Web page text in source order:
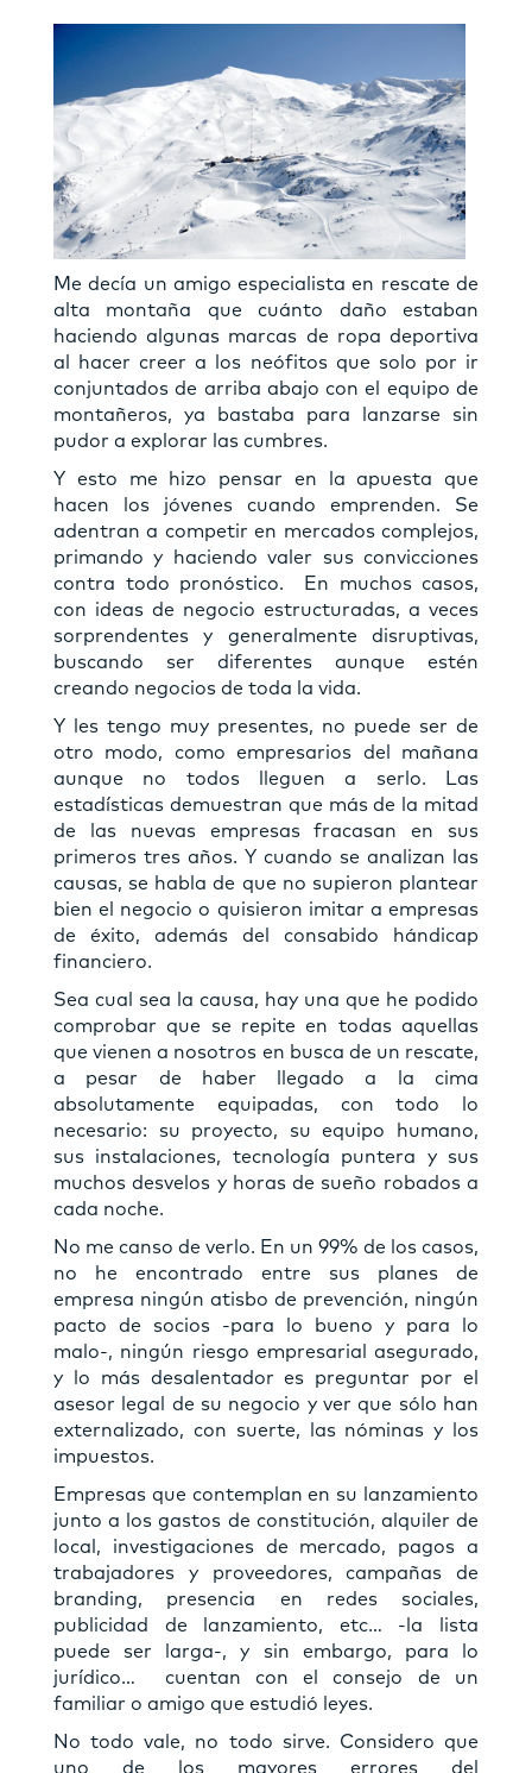
Me decía un amigo especialista en rescate de
alta montaña que cuánto daño estaban
haciendo algunas marcas de ropa deportiva
al hacer creer a los neófitos que solo por ir
conjuntados de arriba abajo con el equipo de
montañeros, ya bastaba para lanzarse sin
pudor a explorar las cumbres.
Y esto me hizo pensar en la apuesta que
hacen los jóvenes cuando emprenden. Se
adentran a competir en mercados complejos,
primando y haciendo valer sus convicciones
contra todo pronóstico. En muchos casos,
con ideas de negocio estructuradas, a veces
sorprendentes y generalmente disruptivas,
buscando ser diferentes aunque estén
creando negocios de toda la vida.
Y les tengo muy presentes, no puede ser de
otro modo, como empresarios del mañana
aunque no todos lleguen a serlo. Las
estadísticas demuestran que más de la mitad
de las nuevas empresas fracasan en sus
primeros tres años. Y cuando se analizan las
causas, se habla de que no supieron plantear
bien el negocio o quisieron imitar a empresas
de éxito, además del consabido hándicap
financiero.
Sea cual sea la causa, hay una que he podido
comprobar que se repite en todas aquellas
que vienen a nosotros en busca de un rescate,
a pesar de haber llegado a la cima
absolutamente equipadas, con todo lo
necesario: su proyecto, su equipo humano,
sus instalaciones, tecnología puntera y sus
muchos desvelos y horas de sueño robados a
cada noche.
No me canso de verlo. En un 99% de los casos,
no he encontrado entre sus planes de
empresa ningún atisbo de prevención, ningún
pacto de socios -para lo bueno y para lo
malo-, ningún riesgo empresarial asegurado,
y lo más desalentador es preguntar por el
asesor legal de su negocio y ver que sólo han
externalizado, con suerte, las nóminas y los
impuestos.
Empresas que contemplan en su lanzamiento
junto a los gastos de constitución, alquiler de
local, investigaciones de mercado, pagos a
trabajadores y proveedores, campañas de
branding, presencia en redes sociales,
publicidad de lanzamiento, etc… -la lista
puede ser larga-, y sin embargo, para lo
jurídico… cuentan con el consejo de un
familiar o amigo que estudió leyes.
No todo vale, no todo sirve. Considero que
uno de los mayores errores del